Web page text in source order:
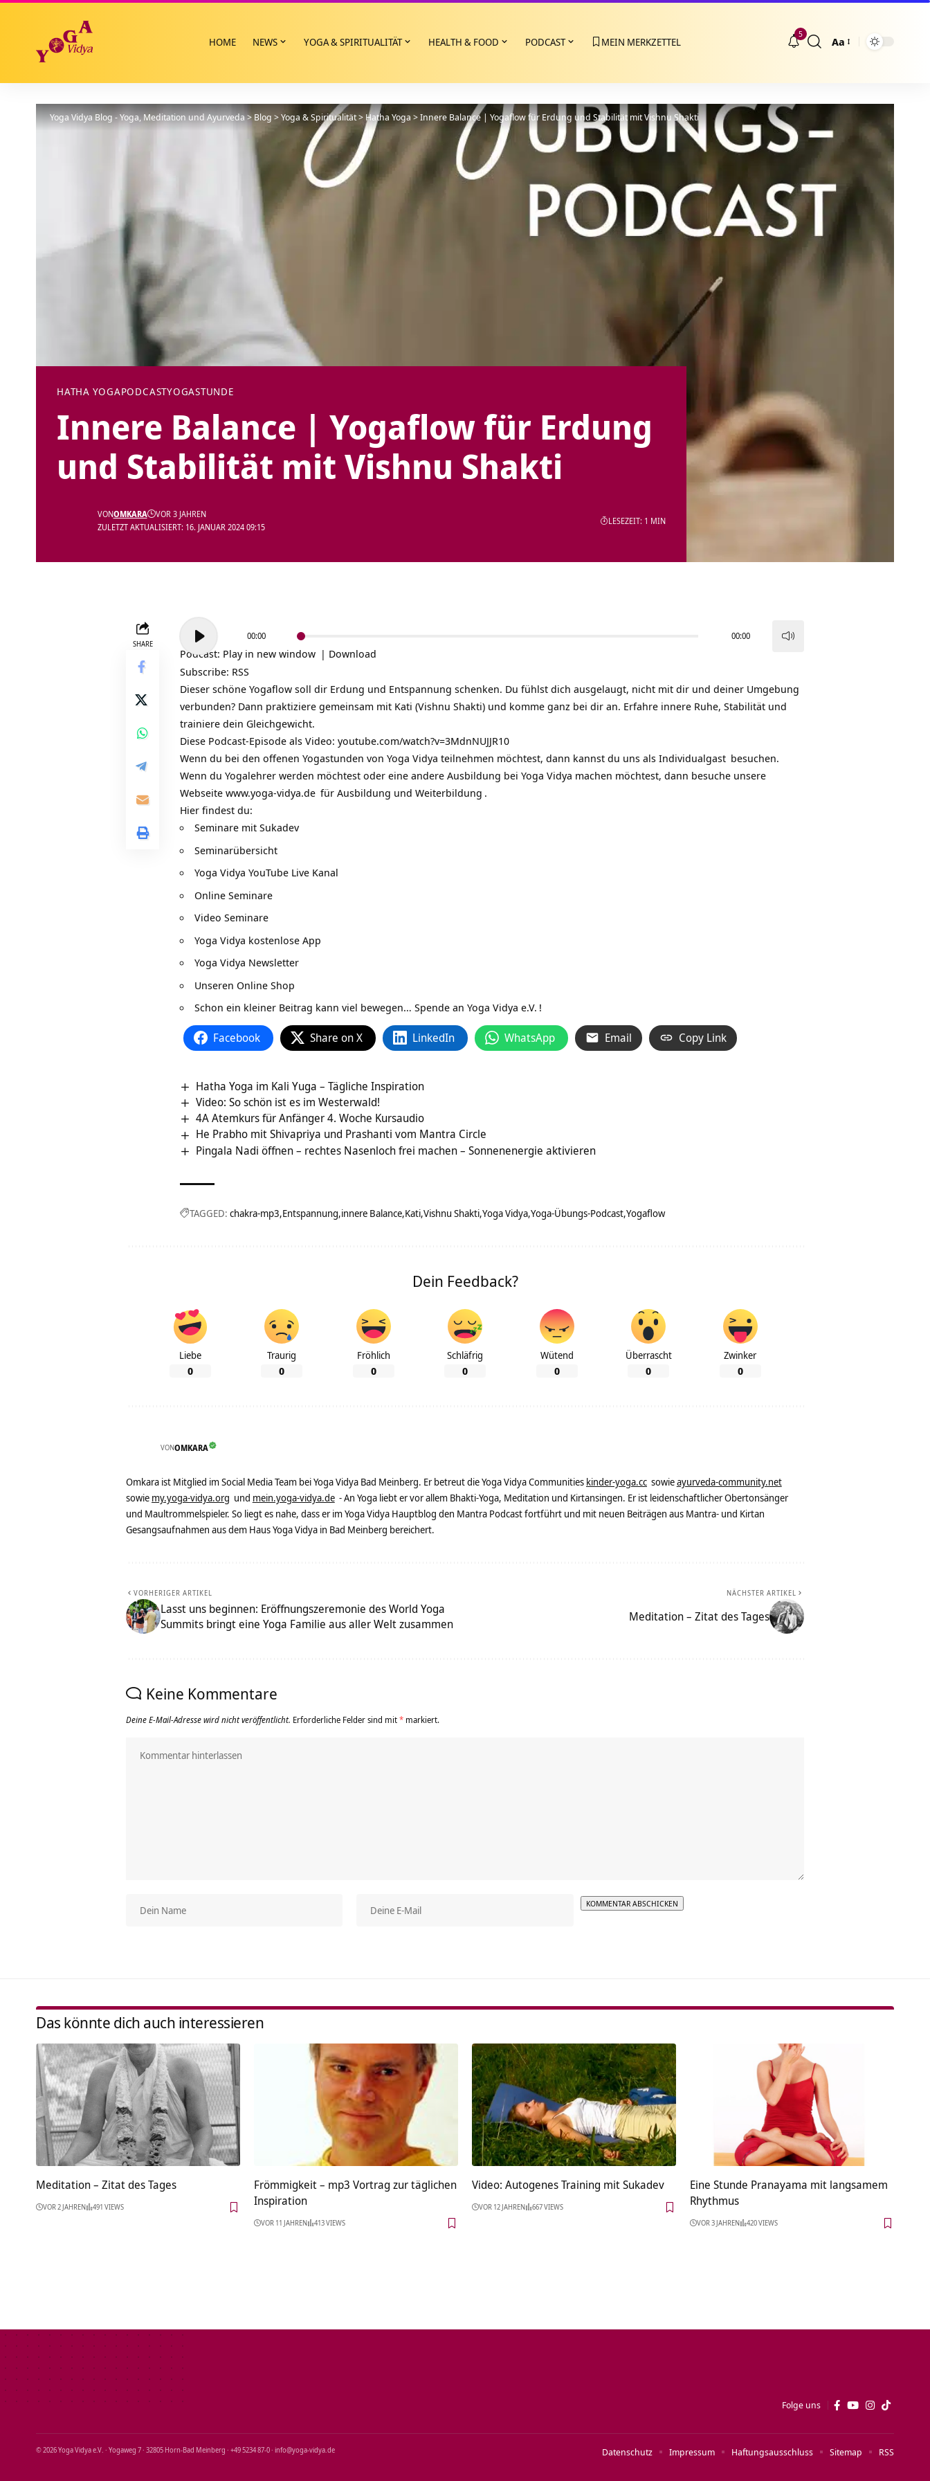
HOME NEWS YOGA & SPIRITUALITÄT HEALTH & FOOD PODCAST MEIN MERKZETTEL
5
Größenänderung
Aa
Yoga Vidya Blog - Yoga, Meditation und Ayurveda>Blog >Yoga & Spiritualität> Hatha Yoga >Innere Balance | Yogaflow für Erdung und Stabilität mit Vishnu Shakti
HATHA YOGAPODCASTYOGASTUNDE
Innere Balance | Yogaflow für Erdung
und Stabilität mit Vishnu Shakti
ZULETZT AKTUALISIERT: 16. JANUAR 2024 09:15
VONOMKARA VOR 3 JAHREN
LESEZEIT: 1 MIN
SHARE
Audio-
Player
00:00 00:00
Podcast: Play in new window | Download
Subscribe: RSS
Dieser schöne Yogaflow soll dir Erdung und Entspannung schenken. Du fühlst dich ausgelaugt, nicht mit dir und deiner Umgebung
verbunden? Dann praktiziere gemeinsam mit Kati (Vishnu Shakti) und komme ganz bei dir an. Erfahre innere Ruhe, Stabilität und
trainiere dein Gleichgewicht.
Diese Podcast-Episode als Video: youtube.com/watch?v=3MdnNUJJR10
Wenn du bei den offenen Yogastunden von Yoga Vidya teilnehmen möchtest, dann kannst du uns als Individualgast besuchen.
Wenn du Yogalehrer werden möchtest oder eine andere Ausbildung bei Yoga Vidya machen möchtest, dann besuche unsere
Webseite www.yoga-vidya.de für Ausbildung und Weiterbildung .
Hier findest du:
Seminare mit Sukadev
Seminarübersicht
Yoga Vidya YouTube Live Kanal
Online Seminare
Video Seminare
Yoga Vidya kostenlose App
Yoga Vidya Newsletter
Unseren Online Shop
Schon ein kleiner Beitrag kann viel bewegen… Spende an Yoga Vidya e.V. !
Facebook Share on X LinkedIn WhatsApp Email Copy Link
Hatha Yoga im Kali Yuga – Tägliche Inspiration
Video: So schön ist es im Westerwald!
4A Atemkurs für Anfänger 4. Woche Kursaudio
He Prabho mit Shivapriya und Prashanti vom Mantra Circle
Pingala Nadi öffnen – rechtes Nasenloch frei machen – Sonnenenergie aktivieren
TAGGED: chakra-mp3 Entspannung innere Balance Kati Vishnu Shakti Yoga Vidya Yoga-Übungs-Podcast Yogaflow
Dein Feedback?
Liebe
0
Traurig
0
Fröhlich
0
Schläfrig
0
Wütend
0
Überrascht
0
Zwinker
0
VONOMKARA
Omkara ist Mitglied im Social Media Team bei Yoga Vidya Bad Meinberg. Er betreut die Yoga Vidya Communities kinder-yoga.cc sowieayurveda-community.net
sowie my.yoga-vidya.org und mein.yoga-vidya.de - An Yoga liebt er vor allem Bhakti-Yoga, Meditation und Kirtansingen. Er ist leidenschaftlicher Obertonsänger
und Maultrommelspieler. So liegt es nahe, dass er im Yoga Vidya Hauptblog den Mantra Podcast fortführt und mit neuen Beiträgen aus Mantra- und Kirtan
Gesangsaufnahmen aus dem Haus Yoga Vidya in Bad Meinberg bereichert.
VORHERIGER ARTIKEL
Lasst uns beginnen: Eröffnungszeremonie des World Yoga
Summits bringt eine Yoga Familie aus aller Welt zusammen
NÄCHSTER ARTIKEL
Meditation – Zitat des Tages
Keine Kommentare
Deine E-Mail-Adresse wird nicht veröffentlicht. Erforderliche Felder sind mit* markiert.
Das könnte dich auch interessieren
Meditation – Zitat des Tages
VOR 2 JAHREN 491 VIEWS
Frömmigkeit – mp3 Vortrag zur täglichen
Inspiration
VOR 11 JAHREN 413 VIEWS
Video: Autogenes Training mit Sukadev
VOR 12 JAHREN 667 VIEWS
Eine Stunde Pranayama mit langsamem
Rhythmus
VOR 3 JAHREN 420 VIEWS
Folge uns
© 2026 Yoga Vidya e.V. · Yogaweg 7 · 32805 Horn‑Bad Meinberg · +49 5234 87‑0 · info@yoga‑vidya.de Datenschutz Impressum Haftungsausschluss Sitemap RSS